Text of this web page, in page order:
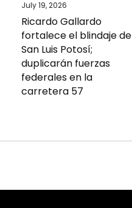
July 19, 2026
Ricardo Gallardo
fortalece el blindaje de
San Luis Potosí;
duplicarán fuerzas
federales en la
carretera 57